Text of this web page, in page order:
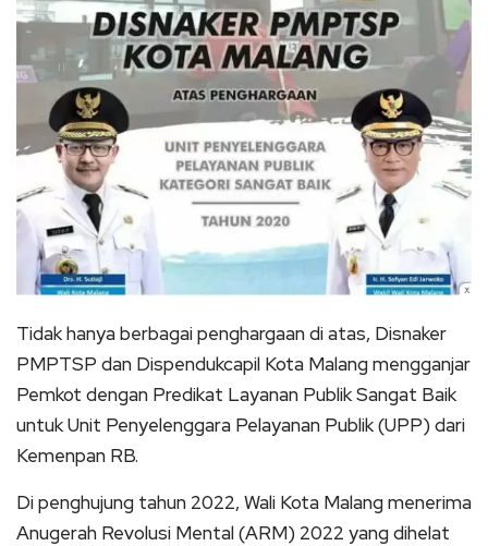
Tidak hanya berbagai penghargaan di atas, Disnaker
PMPTSP dan Dispendukcapil Kota Malang mengganjar
Pemkot dengan Predikat Layanan Publik Sangat Baik
untuk Unit Penyelenggara Pelayanan Publik (UPP) dari
Kemenpan RB.
Di penghujung tahun 2022, Wali Kota Malang menerima
Anugerah Revolusi Mental (ARM) 2022 yang dihelat